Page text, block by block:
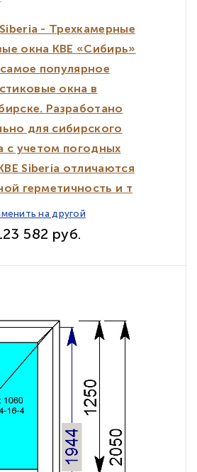
- Трехкамерные
окна KBE «Сибирь»
популярное
окна в
Разработано
для сибирского
с учетом погодных
Siberia отличаются
герметичность и т
на другой
582 руб.